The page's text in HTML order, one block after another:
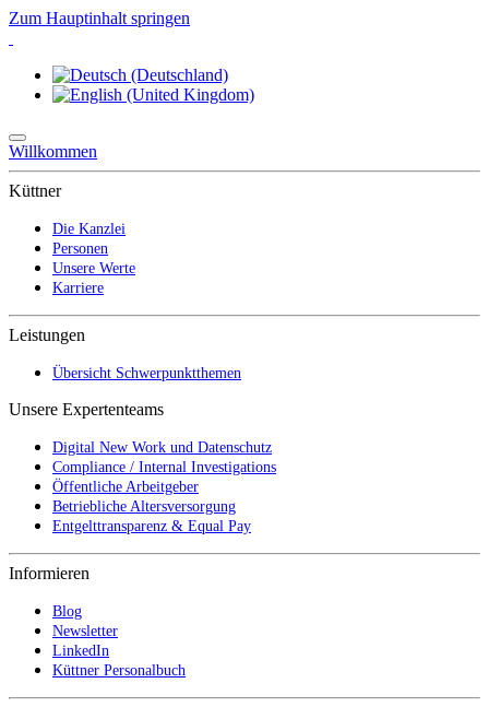
Zum Hauptinhalt springen
Willkommen
Küttner
Die Kanzlei
Personen
Unsere Werte
Karriere
Leistungen
Übersicht Schwerpunktthemen
Unsere Expertenteams
Digital New Work und Datenschutz
Compliance / Internal Investigations
Öffentliche Arbeitgeber
Betriebliche Altersversorgung
Entgelttransparenz & Equal Pay
Informieren
Blog
Newsletter
LinkedIn
Küttner Personalbuch